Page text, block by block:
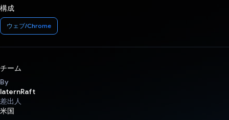
構成
ウェブ/Chrome
チーム
By
laternRaft
差出人
米国